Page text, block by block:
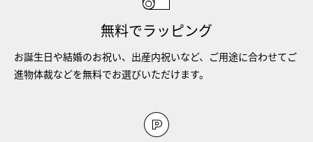
無料でラッピング
お誕生日や結婚のお祝い、出産内祝いなど、ご用途に合わせてご
進物体裁などを無料でお選びいただけます。